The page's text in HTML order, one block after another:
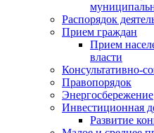
Распорядок
Прием граждан
Прием
власти
Консультативно-
Правопорядок
Энергосбережение
Инвестиционная
Развитие